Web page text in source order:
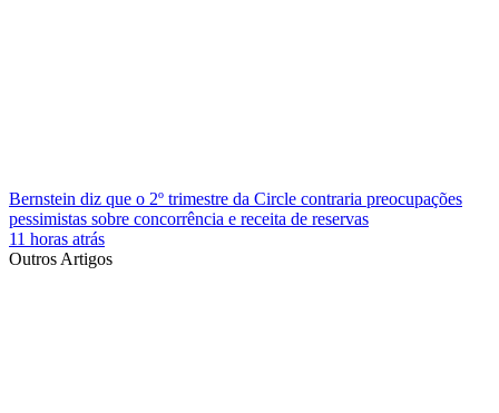
Bernstein diz que o 2º trimestre da Circle contraria preocupações
pessimistas sobre concorrência e receita de reservas
11 horas atrás
Outros Artigos